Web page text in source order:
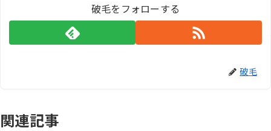
破毛をフォローする
破毛
関連記事